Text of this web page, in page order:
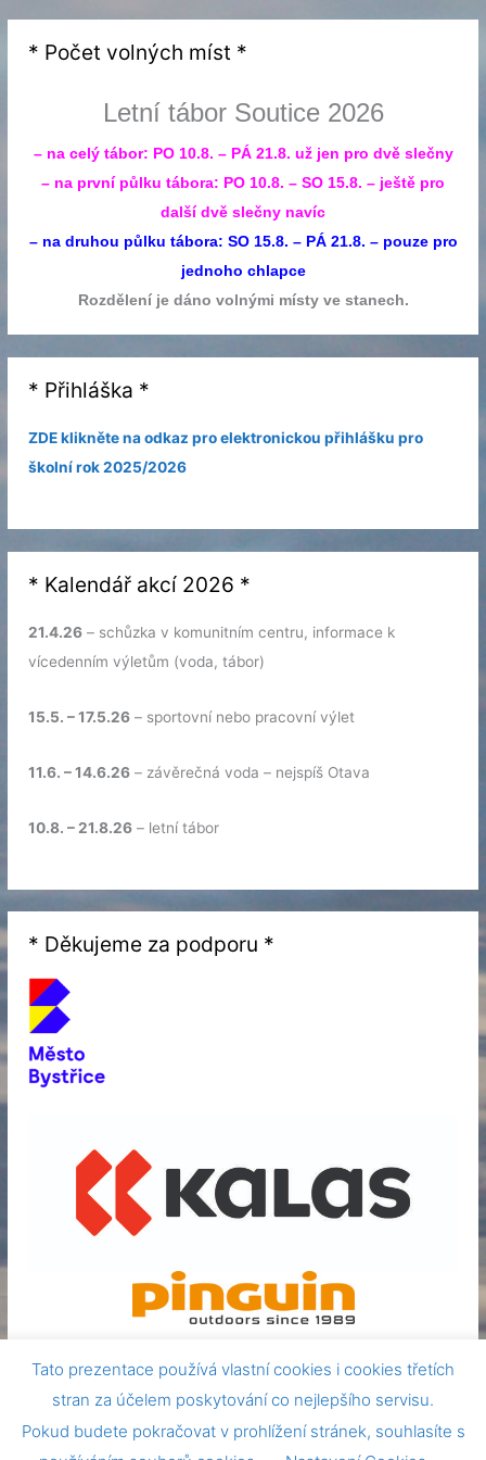
* Počet volných míst *
Letní tábor Soutice 2026
– na celý tábor: PO 10.8. – PÁ 21.8. už jen pro dvě slečny
– na první půlku tábora: PO 10.8. – SO 15.8. – ještě pro
další dvě slečny navíc
– na druhou půlku tábora: SO 15.8. – PÁ 21.8. – pouze pro
jednoho chlapce
Rozdělení je dáno volnými místy ve stanech.
* Přihláška *
ZDE klikněte na odkaz pro elektronickou přihlášku pro
školní rok 2025/2026
* Kalendář akcí 2026 *
21.4.26 – schůzka v komunitním centru, informace k
vícedenním výletům (voda, tábor)
15.5. – 17.5.26 – sportovní nebo pracovní výlet
11.6. – 14.6.26 – závěrečná voda – nejspíš Otava
10.8. – 21.8.26 – letní tábor
* Děkujeme za podporu *
Tato prezentace používá vlastní cookies i cookies třetích
stran za účelem poskytování co nejlepšího servisu.
Pokud budete pokračovat v prohlížení stránek, souhlasíte s